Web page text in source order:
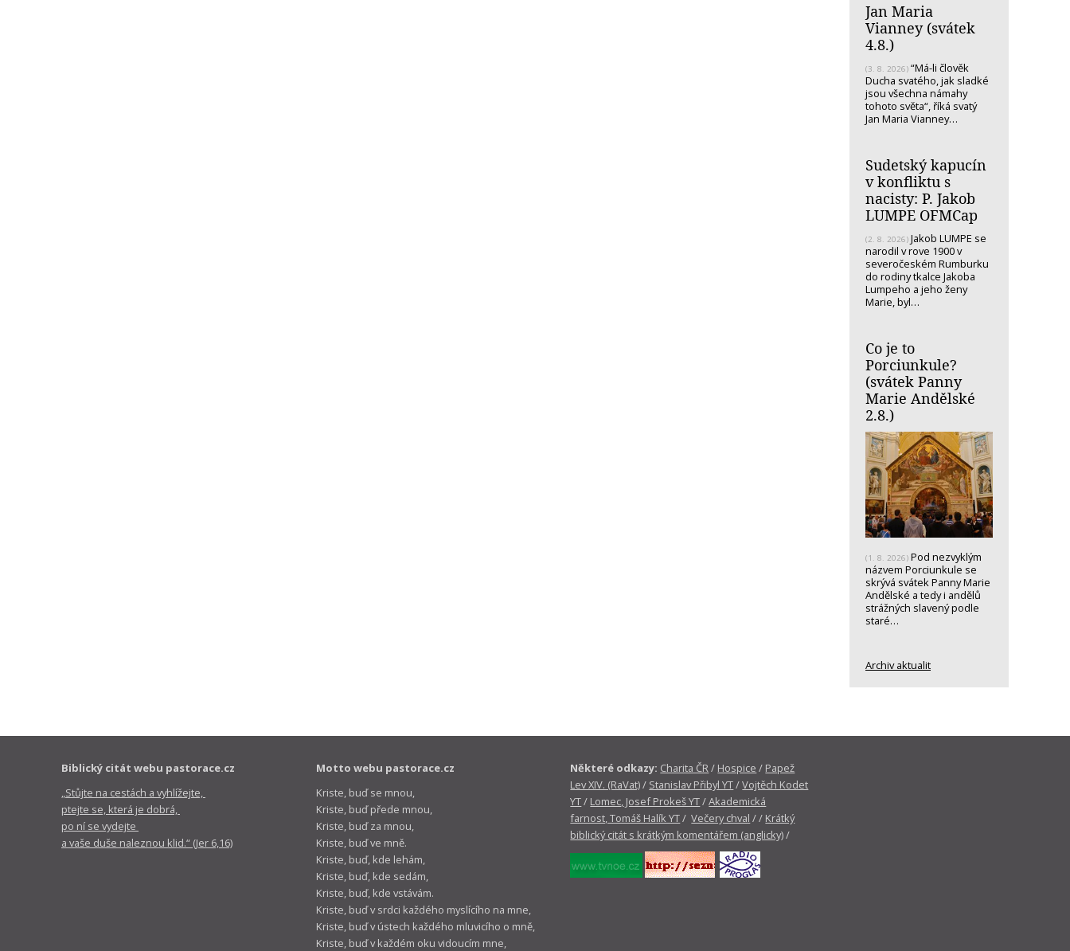
Jan Maria
Vianney (svátek
4.8.)
(3. 8. 2026) “Má-li člověk
Ducha svatého, jak sladké
jsou všechna námahy
tohoto světa“, říká svatý
Jan Maria Vianney…
Sudetský kapucín
v konfliktu s
nacisty: P. Jakob
LUMPE OFMCap
(2. 8. 2026) Jakob LUMPE se
narodil v rove 1900 v
severočeském Rumburku
do rodiny tkalce Jakoba
Lumpeho a jeho ženy
Marie, byl…
Co je to
Porciunkule?
(svátek Panny
Marie Andělské
2.8.)
(1. 8. 2026) Pod nezvyklým
názvem Porciunkule se
skrývá svátek Panny Marie
Andělské a tedy i andělů
strážných slavený podle
staré…
Archiv aktualit
Biblický citát webu pastorace.cz
„Stůjte na cestách a vyhlížejte,
ptejte se, která je dobrá,
po ní se vydejte
a vaše duše naleznou klid.“ (Jer 6,16)
Motto webu pastorace.cz
Kriste, buď se mnou,
Kriste, buď přede mnou,
Kriste, buď za mnou,
Kriste, buď ve mně.
Kriste, buď, kde lehám,
Kriste, buď, kde sedám,
Kriste, buď, kde vstávám.
Kriste, buď v srdci každého myslícího na mne,
Kriste, buď v ústech každého mluvicího o mně,
Kriste, buď v každém oku vidoucím mne,
Některé odkazy: Charita ČR/ Hospice / Papež
Lev XIV. (RaVat)/ Stanislav Přibyl YT/Vojtěch Kodet
YT/ Lomec, Josef Prokeš YT/Akademická
farnost, Tomáš Halík YT/Večery chval / / Krátký
biblický citát s krátkým komentářem (anglicky)/